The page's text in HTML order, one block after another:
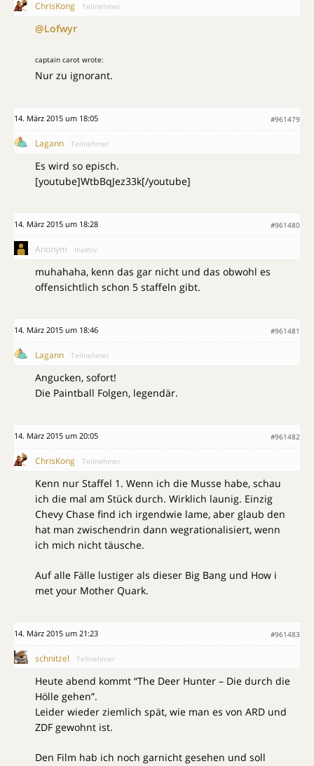
ChrisKong Teilnehmer
@Lofwyr
captain carot wrote:
Nur zu ignorant.
14. März 2015 um 18:05 #961479
Lagann Teilnehmer
Es wird so episch.
[youtube]WtbBqJez33k[/youtube]
14. März 2015 um 18:28 #961480
Anonym Inaktiv
muhahaha, kenn das gar nicht und das obwohl es
offensichtlich schon 5 staffeln gibt.
14. März 2015 um 18:46 #961481
Lagann Teilnehmer
Angucken, sofort!
Die Paintball Folgen, legendär.
14. März 2015 um 20:05 #961482
ChrisKong Teilnehmer
Kenn nur Staffel 1. Wenn ich die Musse habe, schau
ich die mal am Stück durch. Wirklich launig. Einzig
Chevy Chase find ich irgendwie lame, aber glaub den
hat man zwischendrin dann wegrationalisiert, wenn
ich mich nicht täusche.
Auf alle Fälle lustiger als dieser Big Bang und How i
met your Mother Quark.
14. März 2015 um 21:23 #961483
schnitzel Teilnehmer
Heute abend kommt “The Deer Hunter – Die durch die
Hölle gehen”.
Leider wieder ziemlich spät, wie man es von ARD und
ZDF gewohnt ist.
Den Film hab ich noch garnicht gesehen und soll